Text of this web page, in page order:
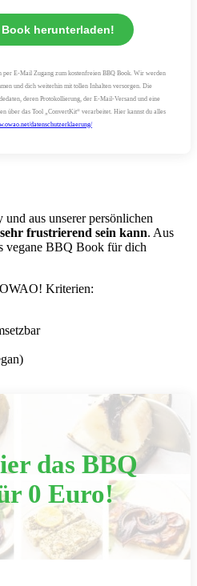
herunterladen!
per E-Mail Zugang zum kostenfreien BBQ Book. Wir werden
und dich weiterhin mit tollen Inhalten versorgen. Die
deren Protokollierung, der E-Mail-Versand und eine
über das Tool „ConvertKit“ verarbeitet. Hier kannst du alles
datenschutzerklaerung/
aus unserer persönlichen
frustrierend sein kann. Aus
vegane BBQ Book für dich
Kriterien:
das BBQ
0 Euro!